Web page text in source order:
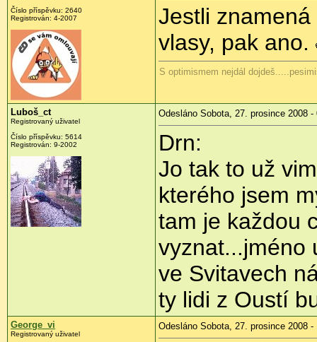
Číslo příspěvku: 2640
Registrován: 4-2007
Jestli
vlasy, pak ano.
S optimismem nejdál
Luboš_ct
Registrovaný uživatel
Číslo příspěvku: 5614
Registrován: 9-2002
Odesláno Sobota, 27. prosince 2008 -
Drn:
Jo tak to už
kterého jsem
tam je každou
vyznat...jméno
ve Svitavech
ty lidi z Oustí
George_vi
Registrovaný uživatel
Odesláno Sobota, 27. prosince 2008 -